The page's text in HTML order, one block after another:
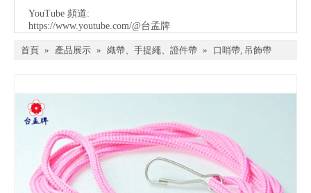
YouTube 頻道:
https://www.youtube.com/@台孟牌
首頁 » 產品展示 » 織帶、手提繩、證件帶 » 口哨帶, 吊飾帶